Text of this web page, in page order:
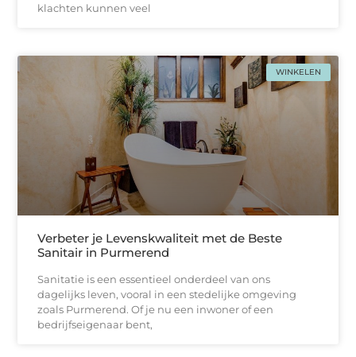
klachten kunnen veel
WINKELEN
Verbeter je Levenskwaliteit met de Beste
Sanitair in Purmerend
Sanitatie is een essentieel onderdeel van ons
dagelijks leven, vooral in een stedelijke omgeving
zoals Purmerend. Of je nu een inwoner of een
bedrijfseigenaar bent,